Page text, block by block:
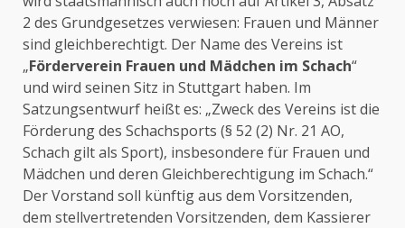
2 des Grundgesetzes verwiesen: Frauen und Männer
sind gleichberechtigt. Der Name des Vereins ist
„Förderverein Frauen und Mädchen im Schach“
und wird seinen Sitz in Stuttgart haben. Im
Satzungsentwurf heißt es: „Zweck des Vereins ist die
Förderung des Schachsports (§ 52 (2) Nr. 21 AO,
Schach gilt als Sport), insbesondere für Frauen und
Mädchen und deren Gleichberechtigung im Schach.“
Der Vorstand soll künftig aus dem Vorsitzenden,
dem stellvertretenden Vorsitzenden, dem Kassierer